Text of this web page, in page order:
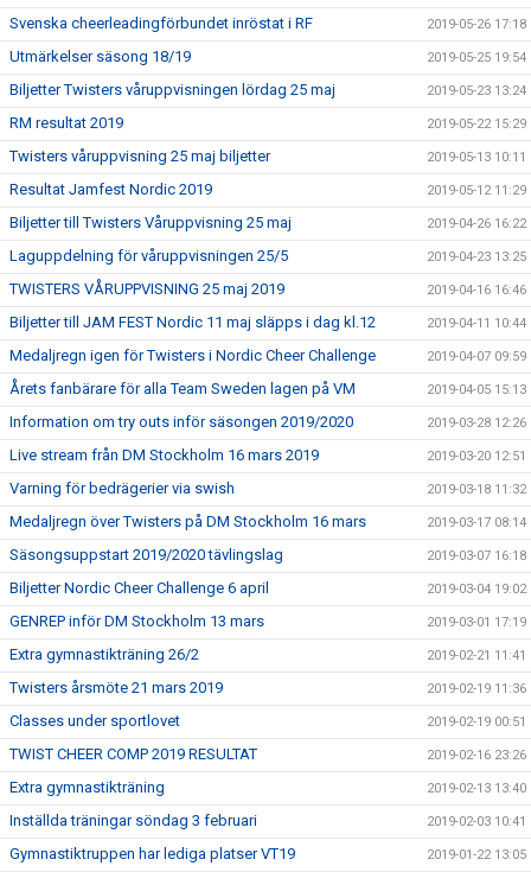
Svenska cheerleadingförbundet inröstat i RF 2019-05-26 17:18
Utmärkelser säsong 18/19 2019-05-25 19:54
Biljetter Twisters våruppvisningen lördag 25 maj 2019-05-23 13:24
RM resultat 2019 2019-05-22 15:29
Twisters våruppvisning 25 maj biljetter 2019-05-13 10:11
Resultat Jamfest Nordic 2019 2019-05-12 11:29
Biljetter till Twisters Våruppvisning 25 maj 2019-04-26 16:22
Laguppdelning för våruppvisningen 25/5 2019-04-23 13:25
TWISTERS VÅRUPPVISNING 25 maj 2019 2019-04-16 16:46
Biljetter till JAM FEST Nordic 11 maj släpps i dag kl.12 2019-04-11 10:44
Medaljregn igen för Twisters i Nordic Cheer Challenge 2019-04-07 09:59
Årets fanbärare för alla Team Sweden lagen på VM 2019-04-05 15:13
Information om try outs inför säsongen 2019/2020 2019-03-28 12:26
Live stream från DM Stockholm 16 mars 2019 2019-03-20 12:51
Varning för bedrägerier via swish 2019-03-18 11:32
Medaljregn över Twisters på DM Stockholm 16 mars 2019-03-17 08:14
Säsongsuppstart 2019/2020 tävlingslag 2019-03-07 16:18
Biljetter Nordic Cheer Challenge 6 april 2019-03-04 19:02
GENREP inför DM Stockholm 13 mars 2019-03-01 17:19
Extra gymnastikträning 26/2 2019-02-21 11:41
Twisters årsmöte 21 mars 2019 2019-02-19 11:36
Classes under sportlovet 2019-02-19 00:51
TWIST CHEER COMP 2019 RESULTAT 2019-02-16 23:26
Extra gymnastikträning 2019-02-13 13:40
Inställda träningar söndag 3 februari 2019-02-03 10:41
Gymnastiktruppen har lediga platser VT19 2019-01-22 13:05